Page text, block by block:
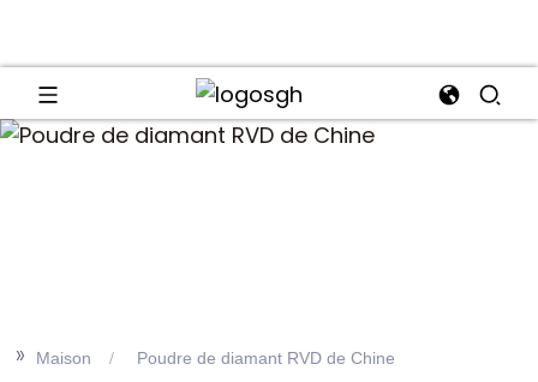
>> Maison Poudre de diamant RVD de Chine